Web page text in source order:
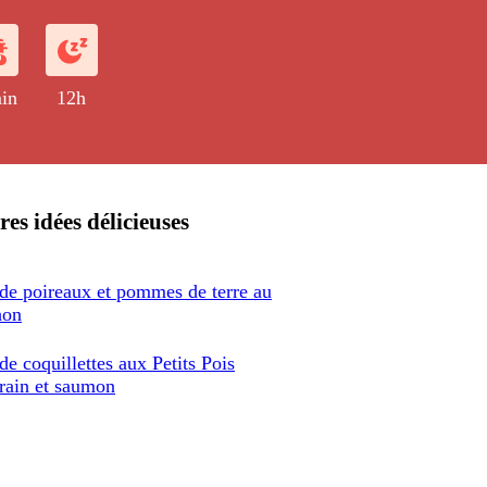
12h
idées délicieuses
poireaux et pommes de terre au
coquillettes aux Petits Pois
et saumon